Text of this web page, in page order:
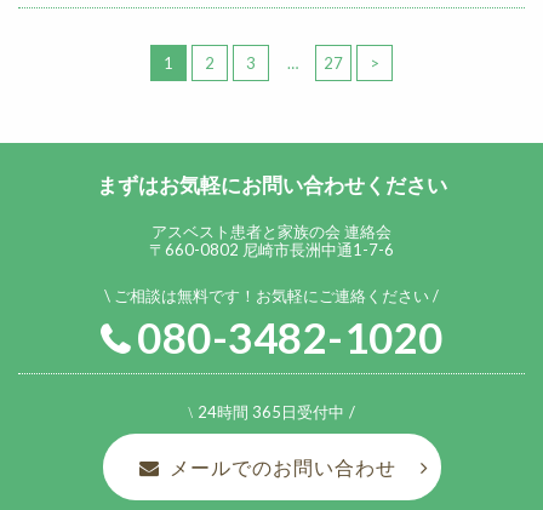
1 2 3 … 27 >
まずはお気軽にお問い合わせください
アスベスト患者と家族の会 連絡会
〒660-0802 尼崎市長洲中通1-7-6
ご相談は無料です！お気軽にご連絡ください
080-3482-1020
24時間 365日受付中
メールでのお問い合わせ